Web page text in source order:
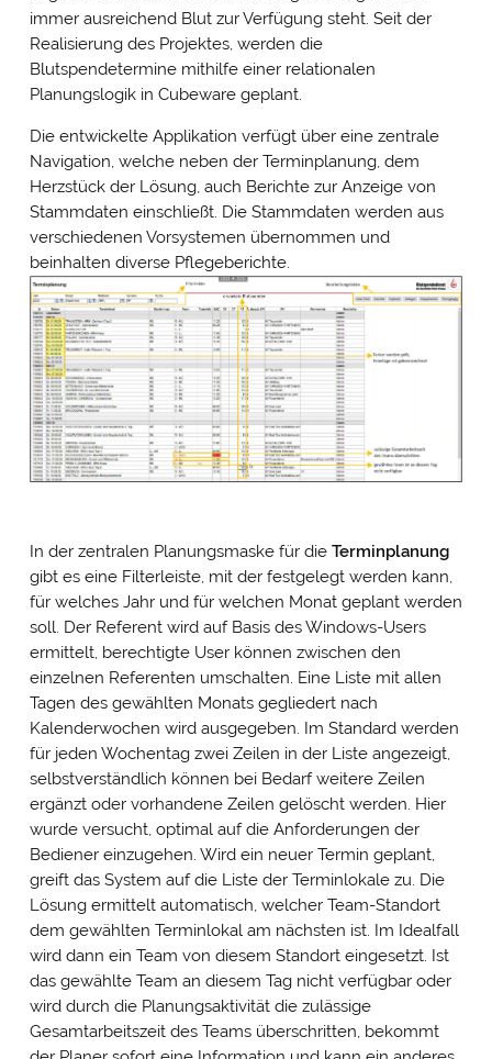
immer ausreichend Blut zur Verfügung steht. Seit der
Realisierung des Projektes, werden die
Blutspendetermine mithilfe einer relationalen
Planungslogik in Cubeware geplant.
Die entwickelte Applikation verfügt über eine zentrale
Navigation, welche neben der Terminplanung, dem
Herzstück der Lösung, auch Berichte zur Anzeige von
Stammdaten einschließt. Die Stammdaten werden aus
verschiedenen Vorsystemen übernommen und
beinhalten diverse Pflegeberichte.
In der zentralen Planungsmaske für die Terminplanung
gibt es eine Filterleiste, mit der festgelegt werden kann,
für welches Jahr und für welchen Monat geplant werden
soll. Der Referent wird auf Basis des Windows-Users
ermittelt, berechtigte User können zwischen den
einzelnen Referenten umschalten. Eine Liste mit allen
Tagen des gewählten Monats gegliedert nach
Kalenderwochen wird ausgegeben. Im Standard werden
für jeden Wochentag zwei Zeilen in der Liste angezeigt,
selbstverständlich können bei Bedarf weitere Zeilen
ergänzt oder vorhandene Zeilen gelöscht werden. Hier
wurde versucht, optimal auf die Anforderungen der
Bediener einzugehen. Wird ein neuer Termin geplant,
greift das System auf die Liste der Terminlokale zu. Die
Lösung ermittelt automatisch, welcher Team-Standort
dem gewählten Terminlokal am nächsten ist. Im Idealfall
wird dann ein Team von diesem Standort eingesetzt. Ist
das gewählte Team an diesem Tag nicht verfügbar oder
wird durch die Planungsaktivität die zulässige
Gesamtarbeitszeit des Teams überschritten, bekommt